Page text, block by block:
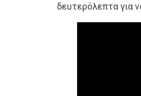
δευτερόλεπτα για